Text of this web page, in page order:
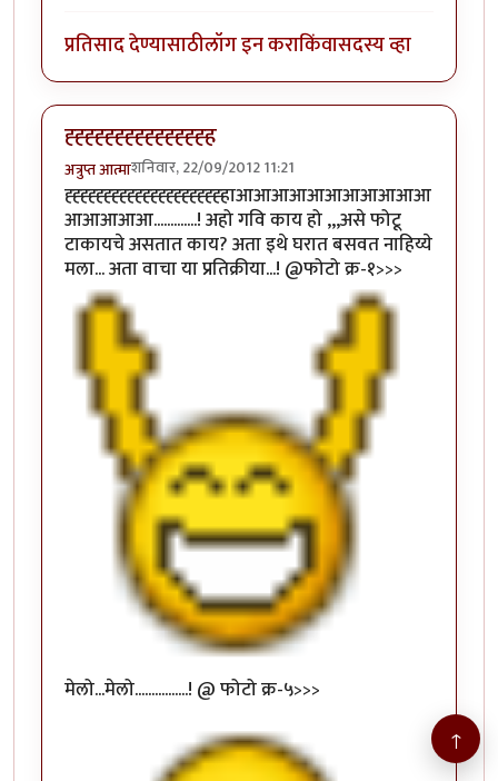
प्रतिसाद देण्यासाठीलॉग इन कराकिंवासदस्य व्हा
ह्ह्ह्ह्ह्ह्ह्ह्ह्ह्ह्ह्ह्ह्ह
अत्रुप्त आत्माशनिवार, 22/09/2012 11:21
ह्ह्ह्ह्ह्ह्ह्ह्ह्ह्ह्ह्ह्ह्ह्ह्ह्ह्ह्ह्हाआआआआआआआआआआआ
आआआआआ.............! अहो गवि काय हो ,,,असे फोटू
टाकायचे असतात काय? अता इथे घरात बसवत नाहिय्ये
मला... अता वाचा या प्रतिक्रीया...! @फोटो क्र-१>>>
मेलो...मेलो................! @ फोटो क्र-५>>>
↑